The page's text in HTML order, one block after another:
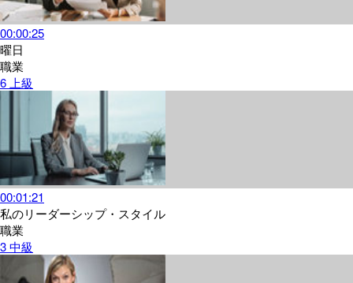
00:00:25
曜日
職業
6上級
00:01:21
私のリーダーシップ・スタイル
職業
3中級